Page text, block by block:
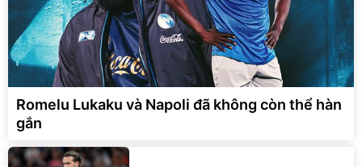
Romelu Lukaku và Napoli đã không còn thể hàn
gắn